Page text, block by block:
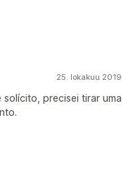
25. lokakuu 2019
precisei tirar uma